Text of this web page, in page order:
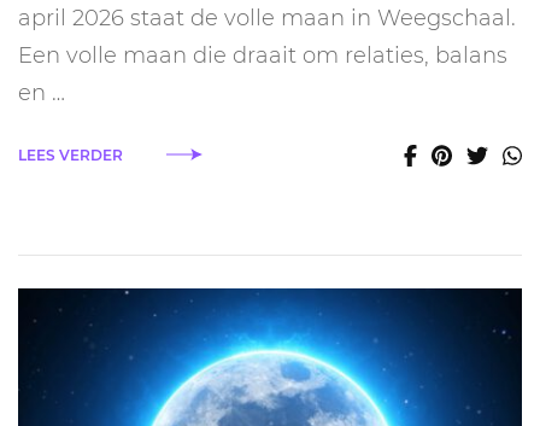
Weegschaal
april
april 2026 staat de volle maan in Weegschaal.
Een volle maan die draait om relaties, balans
en …
LEES VERDER